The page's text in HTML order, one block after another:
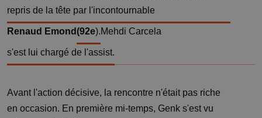
repris de la tête par l'incontournable
Renaud Emond(92e).Mehdi Carcela
s'est lui chargé de l'assist.
Avant l'action décisive, la rencontre n'était pas riche
en occasion. En première mi-temps, Genk s'est vu